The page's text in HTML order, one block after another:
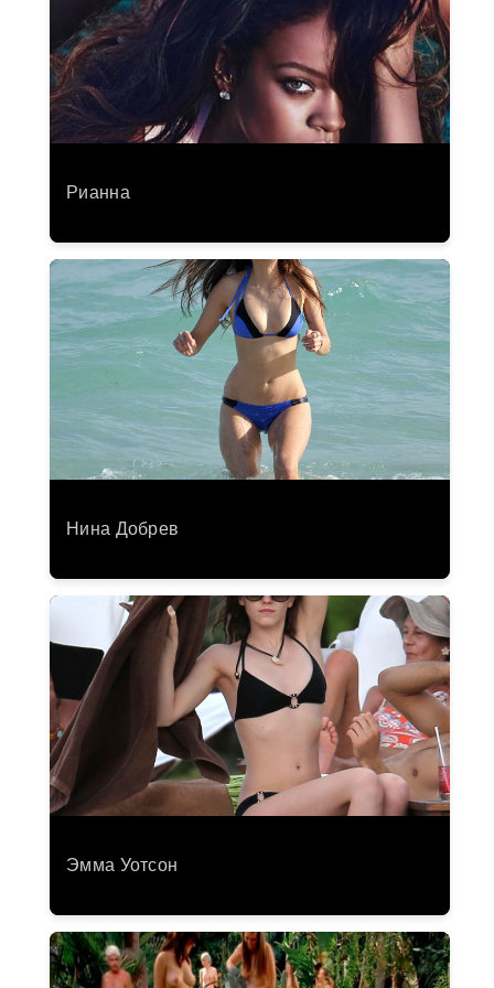
Рианна
Нина Добрев
Эмма Уотсон